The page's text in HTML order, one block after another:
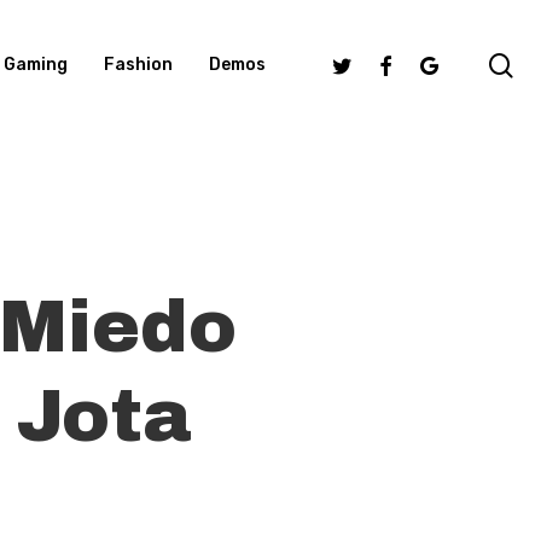
Gaming Fashion Demos TwitterFacebookGoogle-
Jota